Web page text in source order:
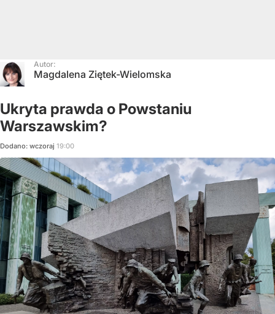
Autor:
Magdalena Ziętek-Wielomska
Ukryta prawda o Powstaniu
Warszawskim?
Dodano: wczoraj 19:00